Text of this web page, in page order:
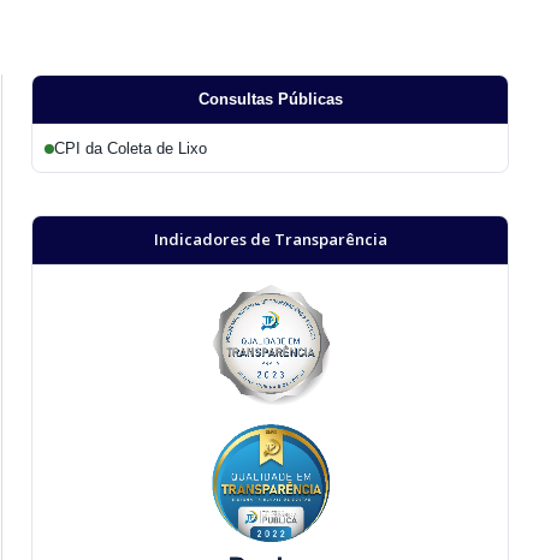
Consultas Públicas
CPI da Coleta de Lixo
Indicadores de Transparência